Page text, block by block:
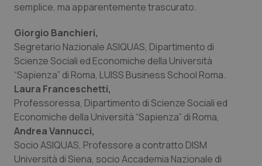
semplice, ma apparentemente trascurato.
Giorgio Banchieri,
Segretario Nazionale ASIQUAS, Dipartimento di
Scienze Sociali ed Economiche della Università
“Sapienza” di Roma, LUISS Business School Roma.
Laura Franceschetti,
Professoressa, Dipartimento di Scienze Sociali ed
Economiche della Università “Sapienza” di Roma,
Andrea Vannucci,
Socio ASIQUAS, Professore a contratto DISM
Università di Siena, socio Accademia Nazionale di